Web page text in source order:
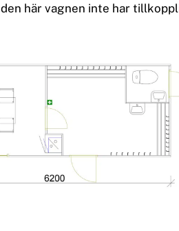
här vagnen inte har